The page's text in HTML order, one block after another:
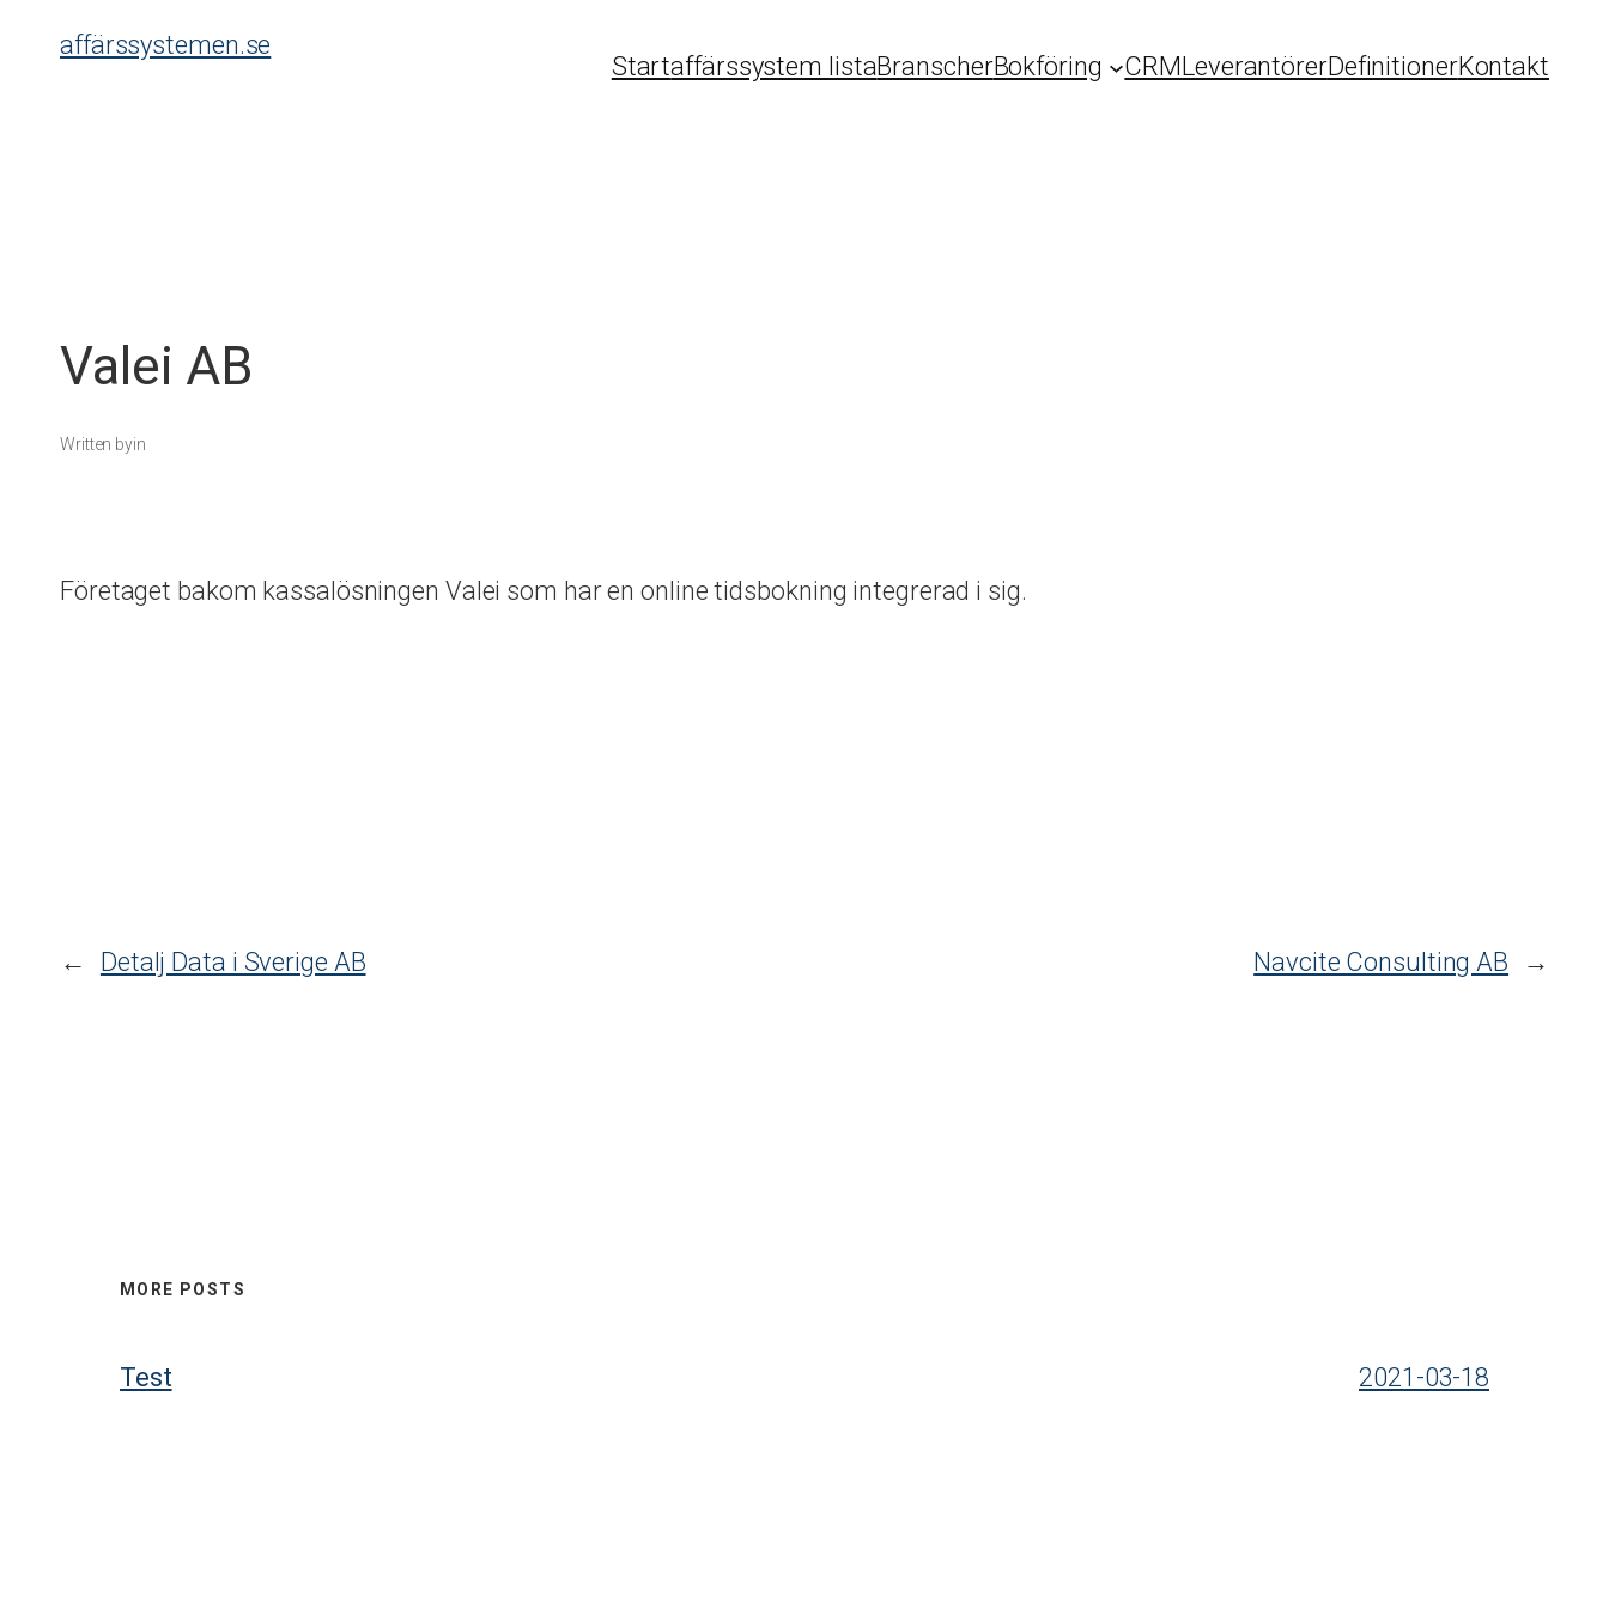
affärssystemen.se
Startaffärssystem listaBranscherBokföring CRMLeverantörerDefinitionerKontakt
Valei AB
Written byin
Företaget bakom kassalösningen Valei som har en online tidsbokning integrerad i sig.
← Detalj Data i Sverige AB Navcite Consulting AB →
MORE POSTS
Test 2021-03-18